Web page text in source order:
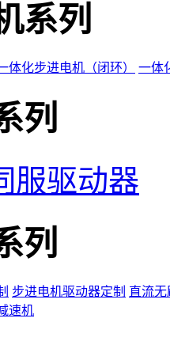
系列
体化步进电机（闭环） 一体
列
服驱动器
列
步进电机驱动器定制 直流
速机